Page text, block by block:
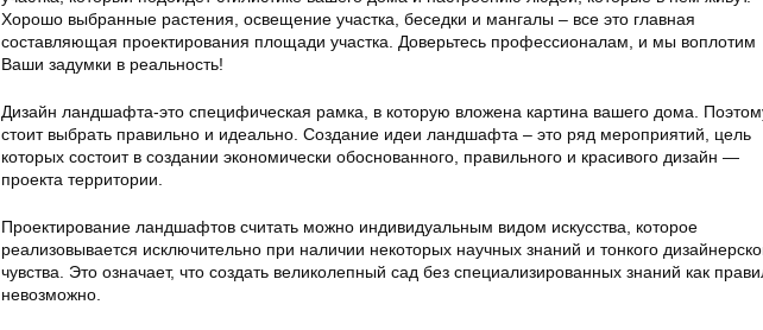
Хорошо выбранные растения, освещение участка, беседки и мангалы – все это главная
составляющая проектирования площади участка. Доверьтесь профессионалам, и мы воплотим
Ваши задумки в реальность!
Дизайн ландшафта-это специфическая рамка, в которую вложена картина вашего дома.
стоит выбрать правильно и идеально. Создание идеи ландшафта – это ряд мероприятий, цель
которых состоит в создании экономически обоснованного, правильного и красивого дизайн —
проекта территории.
Проектирование ландшафтов считать можно индивидуальным видом искусства, которое
реализовывается исключительно при наличии некоторых научных знаний и тонкого
чувства. Это означает, что создать великолепный сад без специализированных знаний как
невозможно.